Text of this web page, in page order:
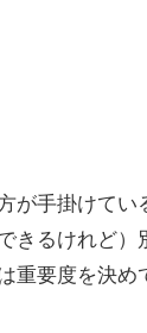
が手掛けて
きるけれど）
重要度を決め